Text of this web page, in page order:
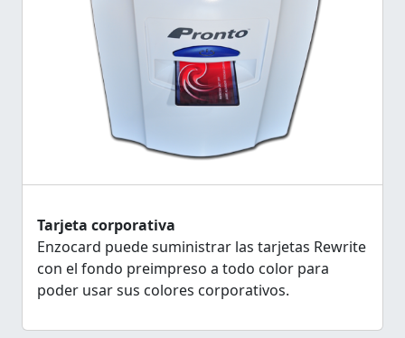
Tarjeta corporativa
Enzocard puede suministrar las tarjetas Rewrite
con el fondo preimpreso a todo color para
poder usar sus colores corporativos.